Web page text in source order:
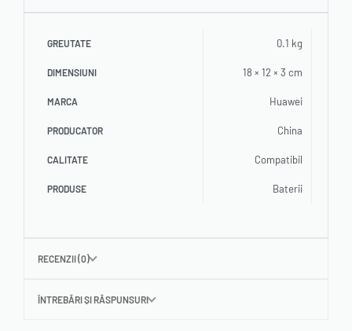
GREUTATE 0.1 kg
DIMENSIUNI 18 × 12 × 3 cm
MARCA Huawei
PRODUCATOR China
CALITATE Compatibil
PRODUSE Baterii
RECENZII (0)
ÎNTREBĂRI ȘI RĂSPUNSURI